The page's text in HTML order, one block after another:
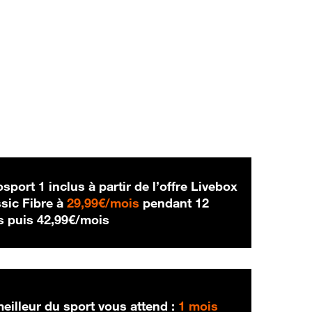
1 inclus à partir de l’offre Livebox
Fibre à29,99€/mois 29,99 € par mois
pendant 12
puis42,99€/mois
du sport vous attend : 1 mois